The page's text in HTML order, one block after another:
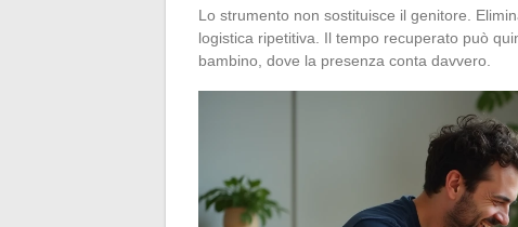
Lo strumento non sostituisce il genitore.
logistica ripetitiva. Il tempo recuperato può
bambino, dove la presenza conta davvero.